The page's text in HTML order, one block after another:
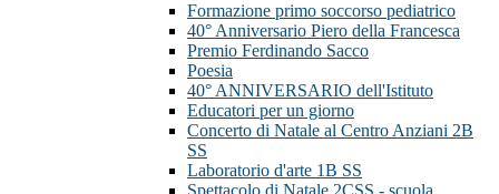
Formazione primo soccorso pediatrico
40° Anniversario Piero della Francesca
Premio Ferdinando Sacco
Poesia
40° ANNIVERSARIO dell'Istituto
Educatori per un giorno
Concerto di Natale al Centro Anziani 2B
SS
Laboratorio d'arte 1B SS